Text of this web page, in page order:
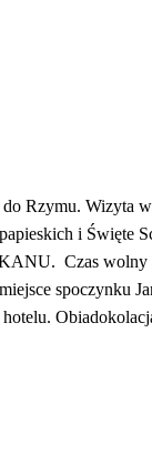
do Rzymu. Wizyta
i Święte
Czas wolny
spoczynku